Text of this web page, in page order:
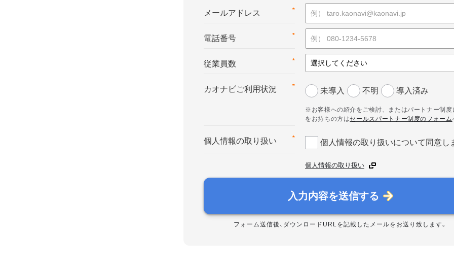
*
メールアドレス
*
電話番号
*
従業員数
*
カオナビご利用状況 未導入 不明 導入済み
※お客様への紹介をご検討、またはパートナー制度
をお持ちの方はセールスパートナー制度のフォーム
*
個人情報の取り扱い 個人情報の取り扱いについて同意し
個人情報の取り扱い
入力内容を送信する
フォーム送信後、ダウンロードURLを記載したメールをお送り致します。